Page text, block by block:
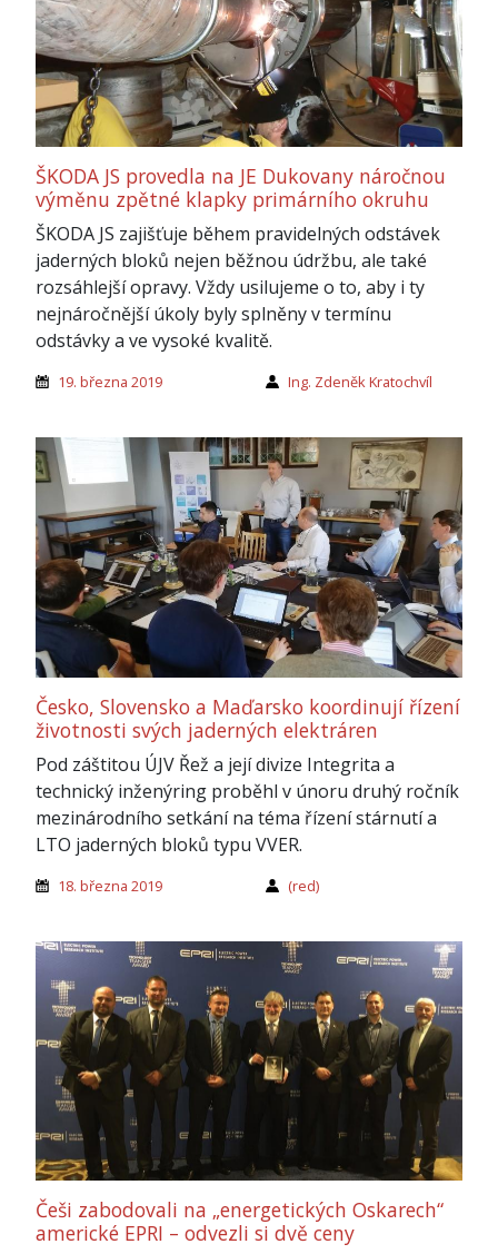
ŠKODA JS provedla na JE Dukovany náročnou
výměnu zpětné klapky primárního okruhu
ŠKODA JS zajišťuje během pravidelných odstávek
jaderných bloků nejen běžnou údržbu, ale také
rozsáhlejší opravy. Vždy usilujeme o to, aby i ty
nejnáročnější úkoly byly splněny v termínu
odstávky a ve vysoké kvalitě.
19. března 2019 Ing. Zdeněk Kratochvíl
Česko, Slovensko a Maďarsko koordinují řízení
životnosti svých jaderných elektráren
Pod záštitou ÚJV Řež a její divize Integrita a
technický inženýring proběhl v únoru druhý ročník
mezinárodního setkání na téma řízení stárnutí a
LTO jaderných bloků typu VVER.
18. března 2019 (red)
Češi zabodovali na „energetických Oskarech“
americké EPRI – odvezli si dvě ceny